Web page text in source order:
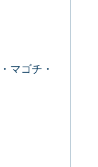
マゴチ・